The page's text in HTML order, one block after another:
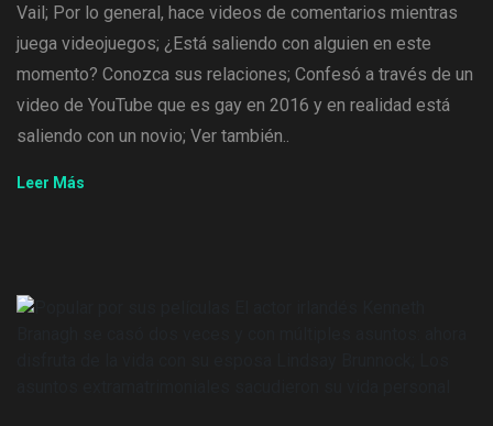
Vail; Por lo general, hace videos de comentarios mientras
juega videojuegos; ¿Está saliendo con alguien en este
momento? Conozca sus relaciones; Confesó a través de un
video de YouTube que es gay en 2016 y en realidad está
saliendo con un novio; Ver también..
Leer Más